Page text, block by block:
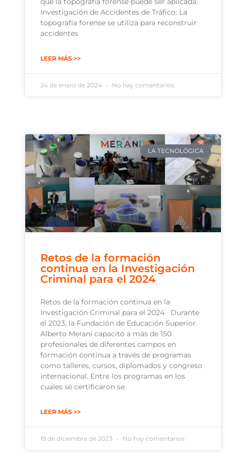
Investigación de Accidentes de Tráfico: La
topografía forense se utiliza para reconstruir
accidentes
LEER MÁS >>
24 de enero de 2024 No hay comentarios
LA TECNOLÓGICA
Retos de la formación
continua en la Investigación
Criminal para el 2024
Retos de la formación continua en la
Investigación Criminal para el 2024 Durante
el 2023, la Fundación de Educación Superior
Alberto Merani capacitó a más de 150
profesionales de diferentes campos en
formación continua a través de programas
como talleres, cursos, diplomados y congreso
internacional. Entre los programas en los
cuales se certificaron se
LEER MÁS >>
19 de diciembre de 2023 No hay comentarios